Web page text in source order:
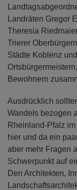
Landräten Gregor
Theresia
Trierer
Städte Koblenz
Bewohnern
Ausdrücklich
Wandels bezogen
Rheinland-Pfalz
hier und da ein
aber mehr Fragen
Schwerpunkt auf
Den Architekten,